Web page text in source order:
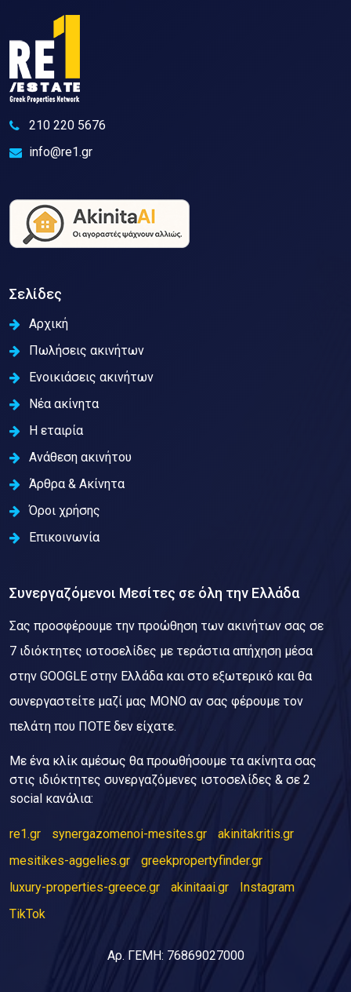
210 220 5676
info@re1.gr
Σελίδες
Αρχική
Πωλήσεις ακινήτων
Ενοικιάσεις ακινήτων
Νέα ακίνητα
Η εταιρία
Ανάθεση ακινήτου
Άρθρα & Ακίνητα
Όροι χρήσης
Επικοινωνία
Συνεργαζόμενοι Μεσίτες σε όλη την Ελλάδα
Σας προσφέρουμε την προώθηση των ακινήτων σας σε
7 ιδιόκτητες ιστοσελίδες με τεράστια απήχηση μέσα
στην GOOGLE στην Ελλάδα και στο εξωτερικό και θα
συνεργαστείτε μαζί μας ΜΟΝΟ αν σας φέρουμε τον
πελάτη που ΠΟΤΕ δεν είχατε.
Με ένα κλίκ αμέσως θα προωθήσουμε τα ακίνητα σας
στις ιδιόκτητες συνεργαζόμενες ιστοσελίδες & σε 2
social κανάλια:
re1.gr synergazomenoi-mesites.gr
akinitakritis.gr
mesitikes-aggelies.gr
greekpropertyfinder.gr
luxury-properties-greece.gr
akinitaai.gr
Instagram
TikTok
Αρ. ΓΕΜΗ: 76869027000